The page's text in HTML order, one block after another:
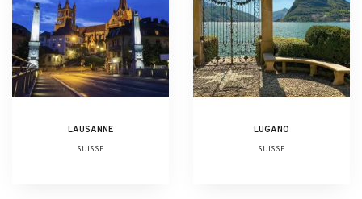
LAUSANNE
SUISSE
LUGANO
SUISSE